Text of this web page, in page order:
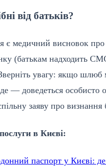
від батьків?
медичний висновок про
(батькам надходить
увагу: якщо шлюб
— доведеться особисто
заяву про визнання
в Києві:
паспорт у Києві: